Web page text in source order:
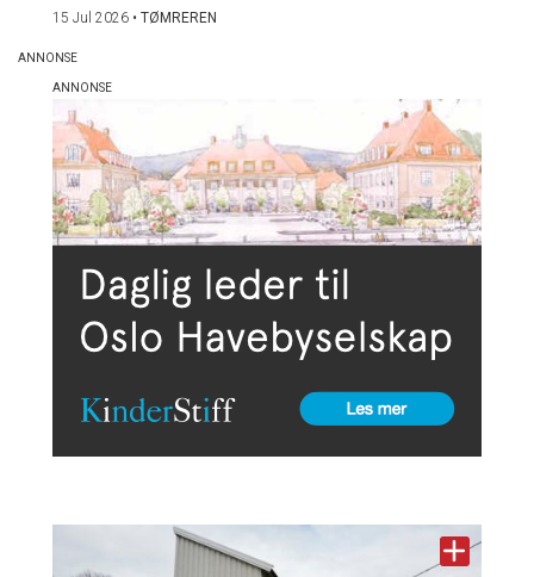
15 Jul 2026 • TØMREREN